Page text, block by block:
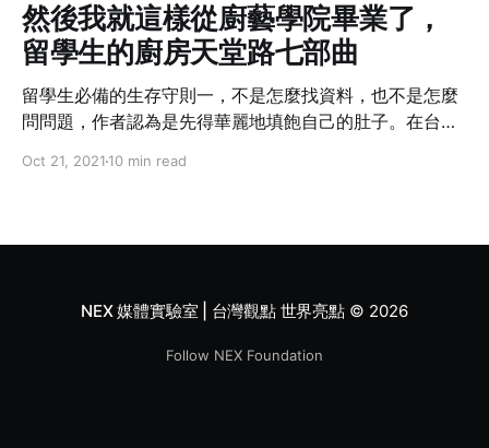
然後我就這樣從廚藝學院畢業了，
留學生的廚房天堂路七部曲
留學生必備的生存守則一，不是怎麼找資料，也不是怎麼
問問題，作者認為是先得華麗地填飽自己的肚子。在台灣
知廚房是何物？少有幾位對烹飪有天賦異稟的人才除外，
Oct 21, 2021 10 min read
NEX 媒體實驗室 | 台灣觀點 世界亮點© 2026
Follow NEX Foundation